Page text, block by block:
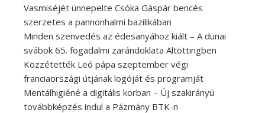
Vasmiséjét ünnepelte Csóka Gáspár bencés
szerzetes a pannonhalmi bazilikában
Minden szenvedés az édesanyához kiált – A dunai
svábok 65. fogadalmi zarándoklata Altöttingben
Közzétették Leó pápa szeptember végi
franciaországi útjának logóját és programját
Mentálhigiéné a digitális korban – Új szakirányú
továbbképzés indul a Pázmány BTK-n